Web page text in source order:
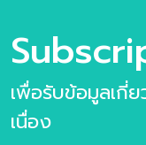
Workshop สำหรับ
จัดเต็ม Future
Selection การเลือ
Gymnasium
นวัตกรรม
เพื่อรับข้อมูลเกี่
เนื่อง